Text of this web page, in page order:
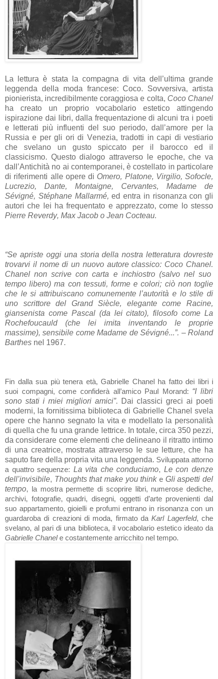
La lettura è stata la compagna di vita dell’ultima grande
leggenda della moda francese: Coco. Sovversiva, artista
pionierista, incredibilmente coraggiosa e colta, Coco Chanel
ha creato un proprio vocabolario estetico attingendo
ispirazione dai libri, dalla frequentazione di alcuni tra i poeti
e letterati più influenti del suo periodo, dall’amore per la
Russia e per gli ori di Venezia, tradotti in capi di vestiario
che svelano un gusto spiccato per il barocco ed il
classicismo. Questo dialogo attraverso le epoche, che va
dall’Antichità no ai contemporanei, è costellato in particolare
di riferimenti alle opere di Omero, Platone, Virgilio, Sofocle,
Lucrezio, Dante, Montaigne, Cervantes, Madame de
Sévigné, Stéphane Mallarmé, ed entra in risonanza con gli
autori che lei ha frequentato e apprezzato, come lo stesso
Pierre Reverdy, Max Jacob o Jean Cocteau.
“Se apriste oggi una storia della nostra letteratura dovreste
trovarvi il nome di un nuovo autore classico: Coco Chanel.
Chanel non scrive con carta e inchiostro (salvo nel suo
tempo libero) ma con tessuti, forme e colori; ciò non toglie
che le si attribuiscano comunemente l’autorità e lo stile di
uno scrittore del Grand Siècle, elegante come Racine,
giansenista come Pascal (da lei citato), filosofo come La
Rochefoucauld (che lei imita inventando le proprie
massime), sensibile come Madame de Sévigné...”. –Roland
Barthes nel 1967.
Fin dalla sua più tenera età, Gabrielle Chanel ha fatto dei libri i
suoi compagni, come confiderà all’amico Paul Morand: “I libri
sono stati i miei migliori amici”.
Dai classici greci ai poeti
moderni, la fornitissima biblioteca di Gabrielle Chanel svela
opere che hanno segnato la vita e modellato la personalità
di quella che fu una grande lettrice. In totale, circa 350 pezzi,
da considerare come elementi che delineano il ritratto intimo
di una creatrice, mostrata attraverso le sue letture, che ha
saputo fare della propria vita una leggenda. Sviluppata attorno
a quattro sequenze: La vita che conduciamo, Le con denze
dell’invisibile, Thoughts that make you thinke Gli aspetti del
tempo, la mostra permette di scoprire l ibri, numerose dediche,
archivi, fotografie, quadri, disegni, oggetti d’arte provenienti dal
suo appartamento, gioielli e profumi entrano in risonanza con un
guardaroba di creazioni di moda, firmato daKarl Lagerfeld, che
svelano, al pari di una biblioteca, il vocabolario estetico ideato da
Gabrielle Chanele costantemente arricchito nel tempo.